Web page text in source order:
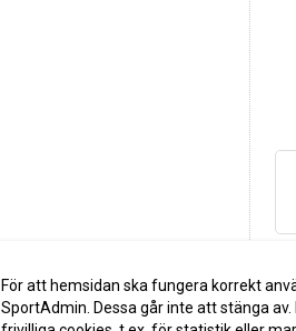
För att hemsidan ska fungera korrekt
SportAdmin. Dessa går inte att stänga